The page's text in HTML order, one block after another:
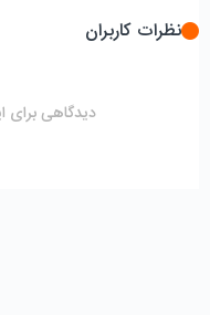
نظرات کاربران
دیدگاهی